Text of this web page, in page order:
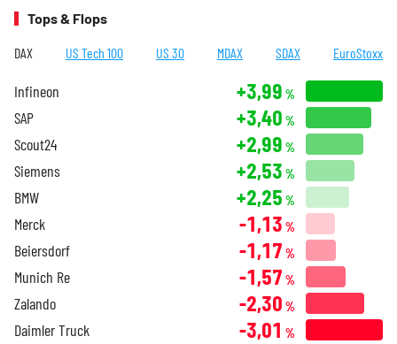
Tops & Flops
DAX US Tech 100 US 30 MDAX SDAX EuroStoxx
Infineon +3,99 %
SAP +3,40 %
Scout24 +2,99 %
Siemens +2,53 %
BMW +2,25 %
Merck -1,13 %
Beiersdorf -1,17 %
Munich Re -1,57 %
Zalando -2,30 %
Daimler Truck -3,01 %